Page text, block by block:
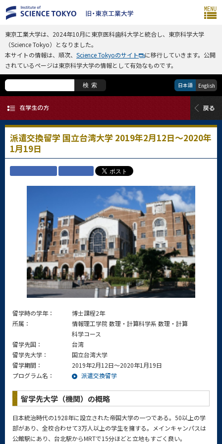
東京工業大学は、2024年10月に東京医科歯科大学と統合し、東京科学大学
（Science Tokyo）となりました。
本サイトの情報は、順次、 Science Tokyoのサイト
に移行していきます。公開
されているページは東京科学大学の情報として有効なものです。
検索 日本語 English
派遣交換留学 国立台湾大学 2019年2月12日～2020年
1月19日
留学時の学年：
博士課程2年
所属：
情報理工学院 数理・計算科学系 数理・計算
科学コース
留学先国：
台湾
留学先大学：
国立台湾大学
留学期間：
2019年2月12日～2020年1月19日
プログラム名：
派遣交換留学
留学先大学（機関）の概略
日本統治時代の1928年に設立された帝国大学の一つである。50以上の学
部があり、全校合わせて3万人以上の学生を擁する。メインキャンパスは
公館駅にあり、台北駅からMRTで15分ほどと立地もすごく良い。